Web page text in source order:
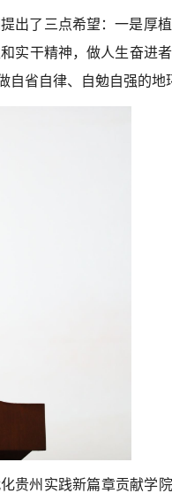
出了三点希望：一是厚
实干精神，做人生奋进
省自律、自勉自强的地
贵州实践新篇章贡献学